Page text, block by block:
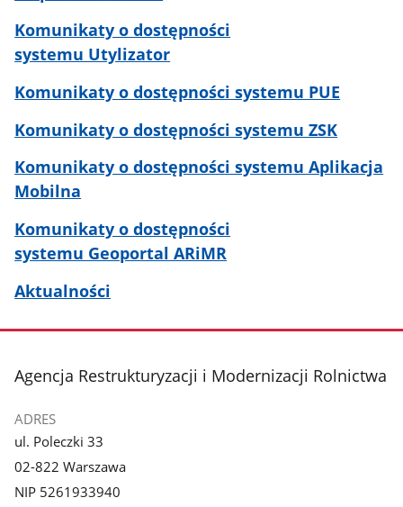
Komunikaty o dostępności
systemu Utylizator
Komunikaty o dostępności systemu PUE
Komunikaty o dostępności systemu ZSK
Komunikaty o dostępności systemu Aplikacja
Mobilna
Komunikaty o dostępności
systemu Geoportal ARiMR
Aktualności
stopka
Agencja Restrukturyzacji i Modernizacji Rolnictwa
ADRES
ul. Poleczki 33
02-822 Warszawa
NIP 5261933940